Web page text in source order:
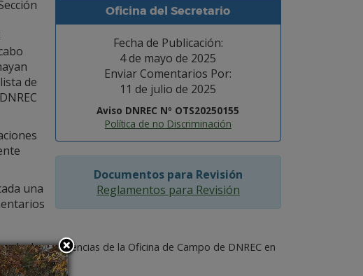
Oficina del Secretario
Fecha de Publicación:
4 de mayo de 2025
Enviar Comentarios Por:
11 de julio de 2025
Aviso DNREC Nº OTS20250155
Política de no Discriminación
Documentos para Revisión
Reglamentos para Revisión
de
una
sala de conferencias de la Oficina de Campo de DNREC en